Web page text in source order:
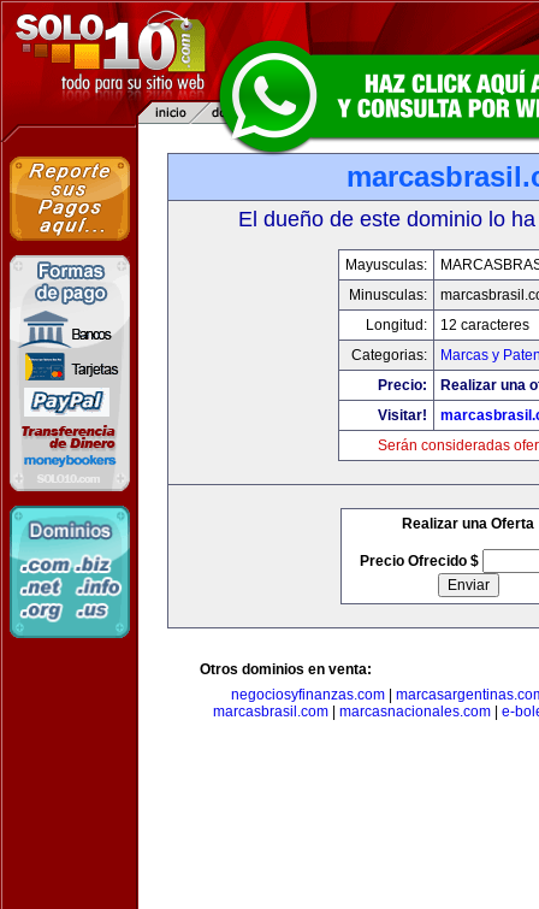
El dueño de este dominio lo
Mayusculas:
Minusculas:
Longitud:
12 caracteres
Categorias:
Marcas y
Precio:
Realizar una
Visitar!
Serán consideradas
Realizar una Oferta
Precio Ofrecido $
Otros dominios en venta:
negociosyfinanzas.com
marcasbrasil.com| marcasnacionales.com| e-